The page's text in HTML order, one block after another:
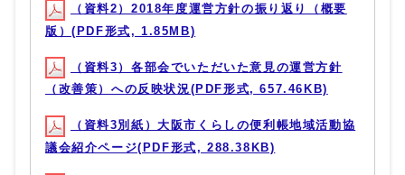
（資料2）2018年度運営方針の振り返り（概要
版）(PDF形式, 1.85MB)
（資料3）各部会でいただいた意見の運営方針
（改善策）への反映状況(PDF形式, 657.46KB)
（資料3別紙）大阪市くらしの便利帳地域活動協
議会紹介ページ(PDF形式, 288.38KB)